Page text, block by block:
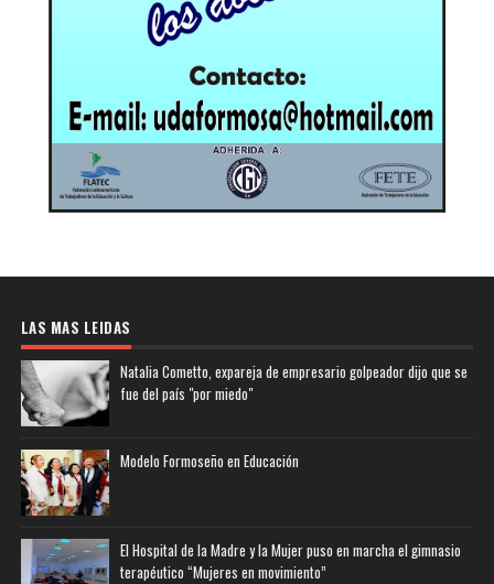
LAS MAS LEIDAS
Natalia Cometto, expareja de empresario golpeador dijo que se
fue del país "por miedo"
Modelo Formoseño en Educación
El Hospital de la Madre y la Mujer puso en marcha el gimnasio
terapéutico “Mujeres en movimiento”